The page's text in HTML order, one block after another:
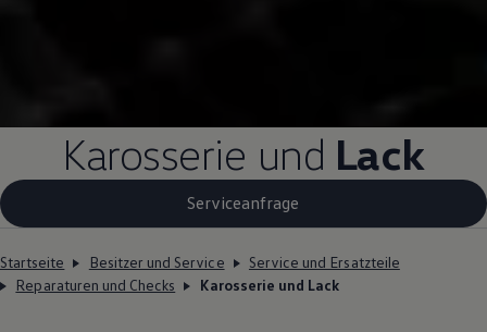
Karosserie und Lack
Serviceanfrage
Startseite Besitzer und Service
Service und Ersatzteile
Reparaturen und Checks
Karosserie und Lack